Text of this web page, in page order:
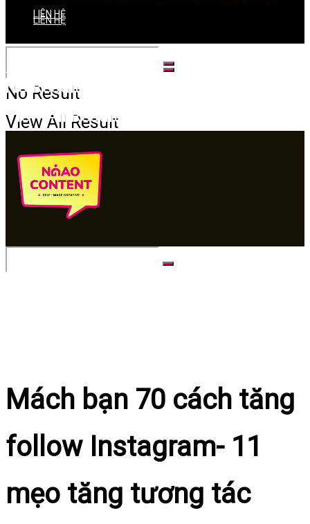
LIÊN HỆ
No Result
View All Result
LIÊN HỆ
No Result
View All Result
Mách bạn 70 cách tăng
follow Instagram- 11
mẹo tăng tương tác